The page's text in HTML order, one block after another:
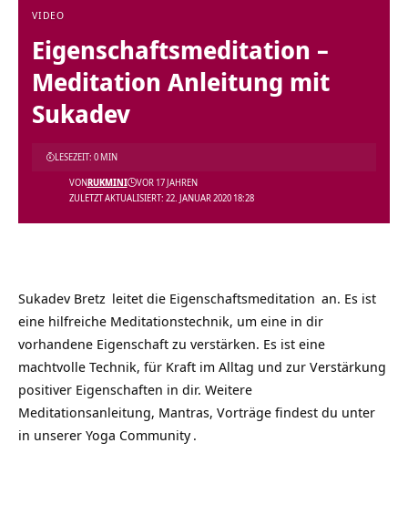
VIDEO
Eigenschaftsmeditation –
Meditation Anleitung mit
Sukadev
ZULETZT AKTUALISIERT: 22. JANUAR 2020 18:28
VONRUKMINI VOR 17 JAHREN
LESEZEIT: 0 MIN
Sukadev Bretz leitet die Eigenschaftsmeditation an. Es ist
eine hilfreiche Meditationstechnik, um eine in dir
vorhandene Eigenschaft zu verstärken. Es ist eine
machtvolle Technik, für Kraft im Alltag und zur Verstärkung
positiver Eigenschaften in dir. Weitere
Meditationsanleitung, Mantras, Vorträge findest du unter
in unserer Yoga Community .